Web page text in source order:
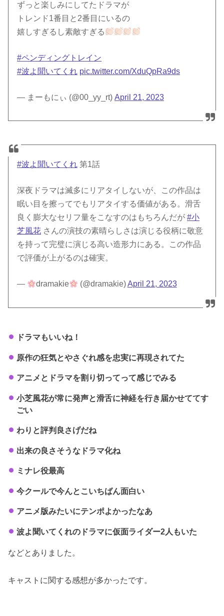
ずっと楽しみにしてたドラマが
トレンド1番目と2番目にいるの
嬉しすぎるし素敵すぎる
#ペンディングトレイン
#波よ聞いてくれ pic.twitter.com/XduQpRa9ds
— まーもにぃ (@00_yy_rt)April 21, 2023
#波よ聞いてくれ 第1話
深夜ドラマは滅多にリアタイしないが、この作品は
眠い目を擦ってでもリアタイする価値がある。滑舌
良く膨大なセリフ量をこなすのはもちろんだが#小
芝風花 さんの演技の素晴らしさは演じる役柄に敬意
を持って完璧に演じる高い造形力にある。この作品
で評価が上がるのは確実。
— dramakie (@dramakie)April 21, 2023
ドラマもいいね！
原作の狂気とやさぐれ感を忠実に再現されてた
アニメとドラマを割り切ってって感じでみる
小芝風花が常に発声と滑舌に神経を行き届かせててす
ごい
わりと評判良さげだね
出来の良さそうなドラマ化ね
ミナレ役最高
今クールで今んとこいちばん面白い
アニメ版みたいにテンポよかったなあ
波よ聞いてくれのドラマに仮面ライダー2人もいた
などとありました。
キャストに関する感想が多かったです。